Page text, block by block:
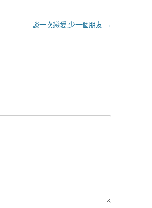
談一次戀愛,少一個朋友 →